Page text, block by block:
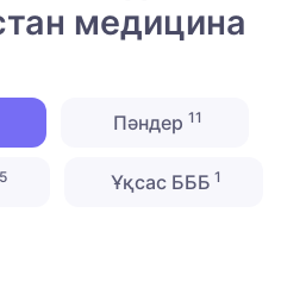
медицина
Пәндер 11
Ұқсас БББ 1